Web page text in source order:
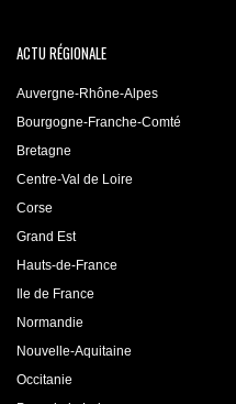
ACTU RÉGIONALE
Auvergne-Rhône-Alpes
Bourgogne-Franche-Comté
Bretagne
Centre-Val de Loire
Corse
Grand Est
Hauts-de-France
Ile de France
Normandie
Nouvelle-Aquitaine
Occitanie